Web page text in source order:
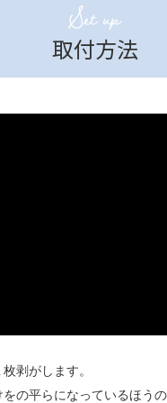
Set up
取付方法
剥がします。
の平らになっているほう